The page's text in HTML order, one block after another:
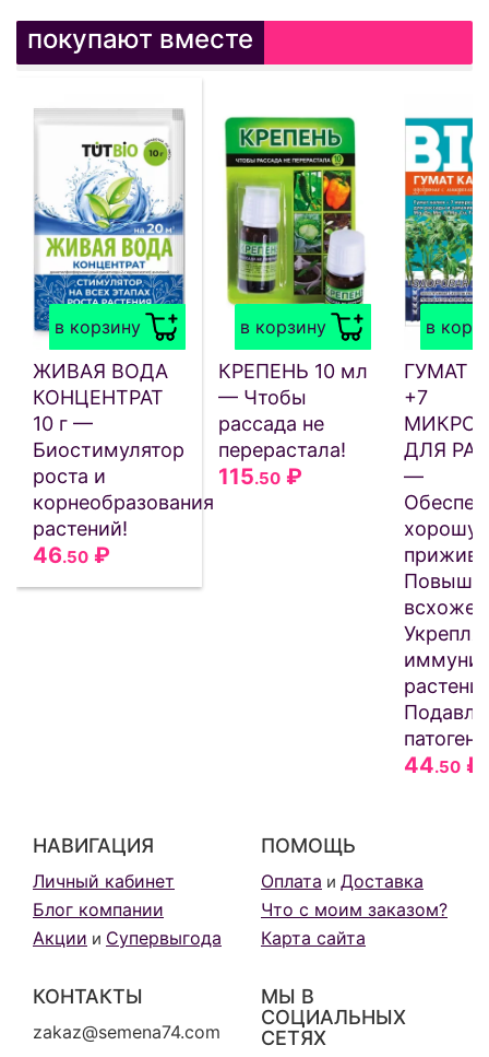
покупают вместе
в корзину
ЖИВАЯ ВОДА
КОНЦЕНТРАТ
10 г —
Биостимулятор
роста и
корнеобразования
растений!
46.50 ₽
в корзину
КРЕПЕНЬ 10 мл
— Чтобы
рассада не
перерастала!
115.50 ₽
в
ГУМАТ
+7
ДЛЯ
—
44.50 ₽
НАВИГАЦИЯ
Личный кабинет
Блог компании
Акции и Супервыгода
ПОМОЩЬ
Оплата и Доставка
Что с моим заказом?
Карта сайта
КОНТАКТЫ
zakaz@semena74.com
МЫ В
СОЦИАЛЬНЫХ
СЕТЯХ